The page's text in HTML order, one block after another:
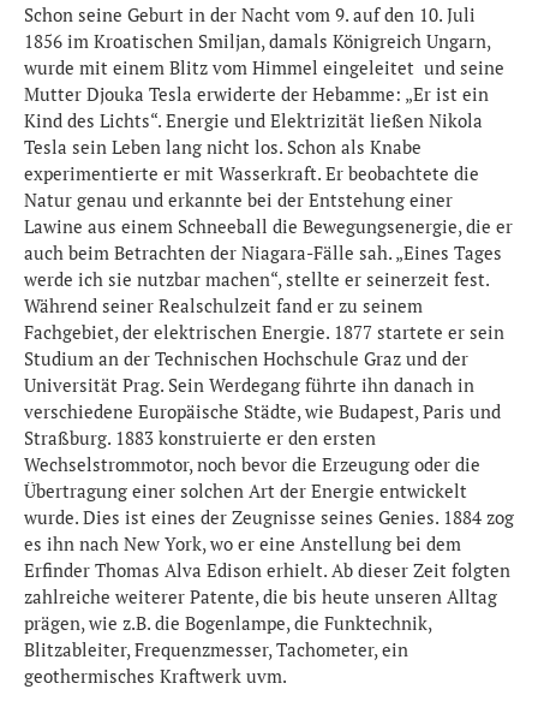
Schon seine Geburt in der Nacht vom 9. auf den 10. Juli
1856 im Kroatischen Smiljan, damals Königreich Ungarn,
wurde mit einem Blitz vom Himmel eingeleitet und seine
Mutter Djouka Tesla erwiderte der Hebamme: „Er ist ein
Kind des Lichts“. Energie und Elektrizität ließen Nikola
Tesla sein Leben lang nicht los. Schon als Knabe
experimentierte er mit Wasserkraft. Er beobachtete die
Natur genau und erkannte bei der Entstehung einer
Lawine aus einem Schneeball die Bewegungsenergie, die er
auch beim Betrachten der Niagara-Fälle sah. „Eines Tages
werde ich sie nutzbar machen“, stellte er seinerzeit fest.
Während seiner Realschulzeit fand er zu seinem
Fachgebiet, der elektrischen Energie. 1877 startete er sein
Studium an der Technischen Hochschule Graz und der
Universität Prag. Sein Werdegang führte ihn danach in
verschiedene Europäische Städte, wie Budapest, Paris und
Straßburg. 1883 konstruierte er den ersten
Wechselstrommotor, noch bevor die Erzeugung oder die
Übertragung einer solchen Art der Energie entwickelt
wurde. Dies ist eines der Zeugnisse seines Genies. 1884 zog
es ihn nach New York, wo er eine Anstellung bei dem
Erfinder Thomas Alva Edison erhielt. Ab dieser Zeit folgten
zahlreiche weiterer Patente, die bis heute unseren Alltag
prägen, wie z.B. die Bogenlampe, die Funktechnik,
Blitzableiter, Frequenzmesser, Tachometer, ein
geothermisches Kraftwerk uvm.